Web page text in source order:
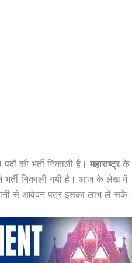
पदों की भर्ती निकाली है। महाराष्ट्रके
ने भर्ती निकाली गयी है। आज के लेख में
से आवेदन पत्र इसका लाभ ले सके।